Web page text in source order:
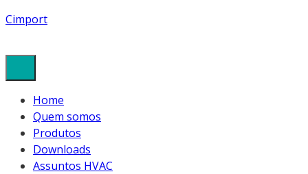
Cimport
Home
Quem somos
Produtos
Downloads
Assuntos HVAC